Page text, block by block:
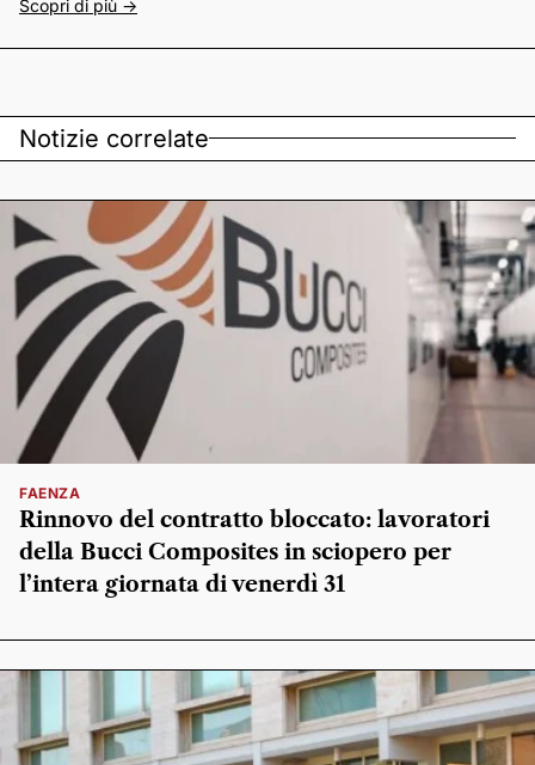
Scopri di più ->
Notizie correlate
FAENZA
Rinnovo del contratto bloccato: lavoratori
della Bucci Composites in sciopero per
l’intera giornata di venerdì 31